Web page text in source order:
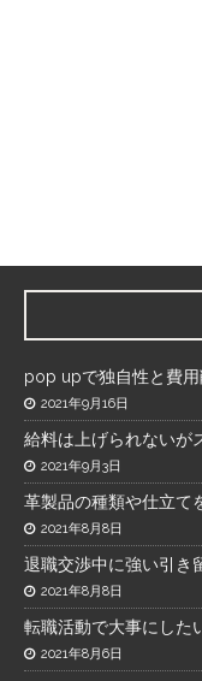
pop upで独自性と費
2021年9月16日
給料は上げられないが
2021年9月3日
革製品の種類や仕立て
2021年8月8日
退職交渉中に強い引き
2021年8月8日
転職活動で大事にした
2021年8月6日